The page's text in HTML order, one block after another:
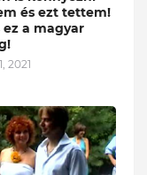
és ezt tettem!
ez a magyar
2021